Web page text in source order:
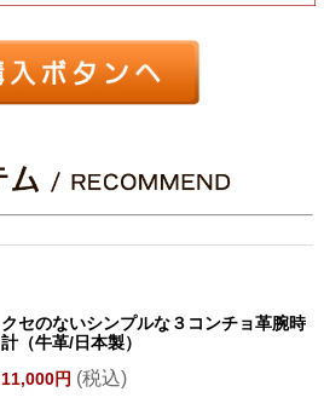
クセのないシンプルな３コンチョ革腕時
計（牛革/日本製）
11,000円 (税込)